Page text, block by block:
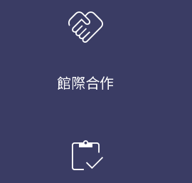
handshake
館際合作
inventory